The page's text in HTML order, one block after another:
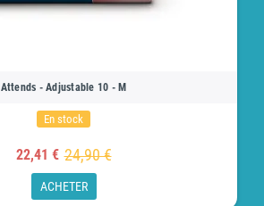
Attends - Adjustable 10 - M
En stock
22,41 € 24,90 €
ACHETER